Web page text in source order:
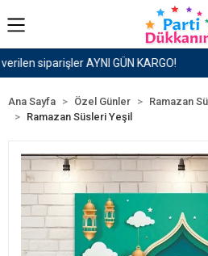
1500 TL ve Üzeri
Ana Sayfa Özel Günler
Ramazan
Ramazan Süsleri Yeşil